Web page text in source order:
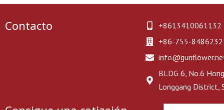
Contacto
+8613410061132
+86-755-
BLDG 6, No.6
Longgang District,